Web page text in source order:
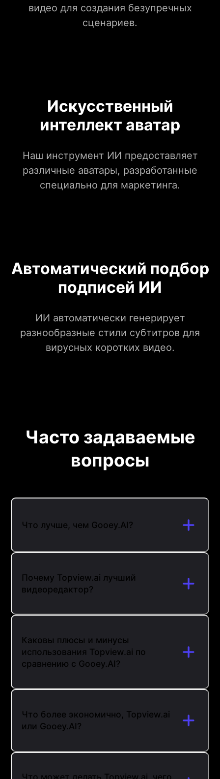
видео для создания безупречных
сценариев.
Искусственный
интеллект аватар
Наш инструмент ИИ предоставляет
различные аватары, разработанные
специально для маркетинга.
Автоматический подбор
подписей ИИ
ИИ автоматически генерирует
разнообразные стили субтитров для
вирусных коротких видео.
Часто задаваемые
вопросы
Что лучше, чем Gooey.AI?
Почему Topview.ai лучший
видеоредактор?
Каковы плюсы и минусы
использования Topview.ai по
сравнению с Gooey.AI?
Что более экономично, Topview.ai
или Gooey.AI?
Что может делать Topview.ai, чего